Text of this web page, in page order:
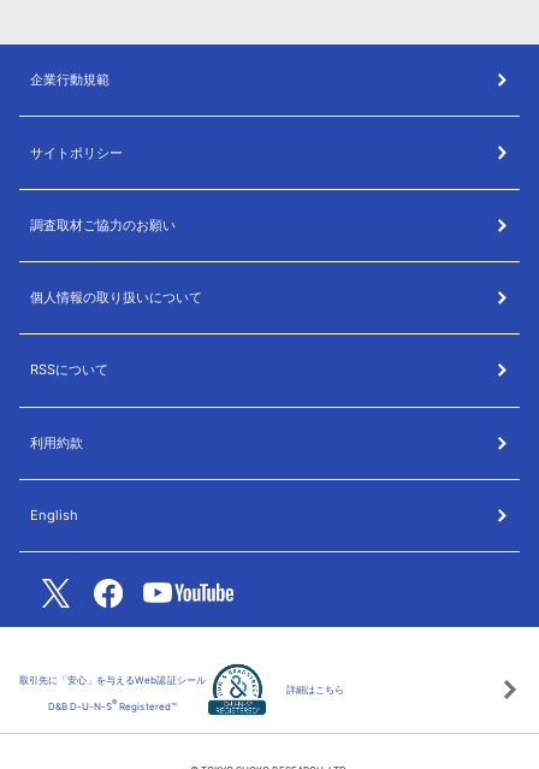
企業行動規範
サイトポリシー
調査取材ご協力のお願い
個人情報の取り扱いについて
RSSについて
利用約款
English
取引先に「安心」を与えるWeb認証シール
D&B D-U-N-S® Registered™
詳細はこちら